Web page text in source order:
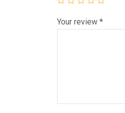
Your review *